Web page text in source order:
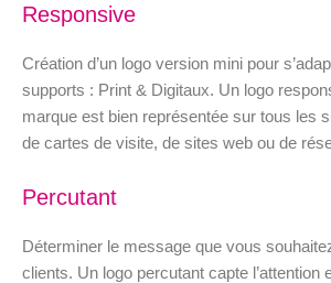
Responsive
Création d’un logo version mini pour
supports : Print & Digitaux. Un logo
marque est bien représentée sur tous les
de cartes de visite, de sites web ou de
Percutant
Déterminer le message que vous
clients. Un logo percutant capte l’attention